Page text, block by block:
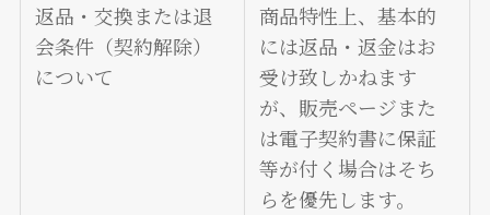
返品・交換または退
会条件（契約解除）
について
商品特性上、基本的
には返品・返金はお
受け致しかねます
が、販売ページまた
は電子契約書に保証
等が付く場合はそち
らを優先します。